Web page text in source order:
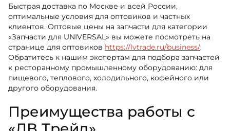
Быстрая доставка по Москве и всей России,
оптимальные условия для оптовиков и частных
клиентов. Оптовые цены на запчасти для категории
«Запчасти для UNIVERSAL» вы можете посмотреть на
странице для оптовиков https://lvtrade.ru/business/.
Обратитесь к нашим экспертам для подбора запчастей
к ресторанному промышленному оборудованию: для
пищевого, теплового, холодильного, кофейного или
другого оборудования.
Преимущества работы с